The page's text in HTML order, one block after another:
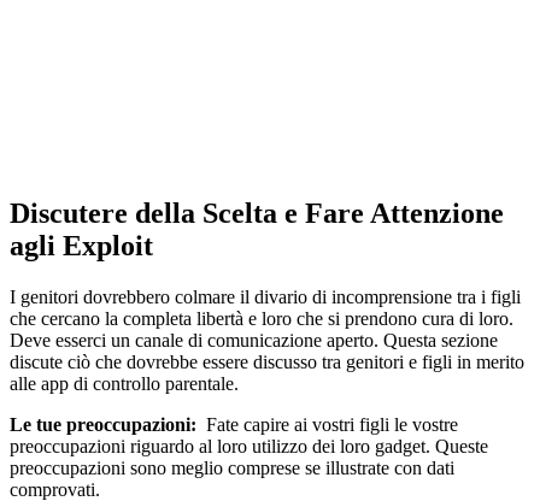
Discutere della Scelta e Fare Attenzione
agli Exploit
I genitori dovrebbero colmare il divario di incomprensione tra i figli
che cercano la completa libertà e loro che si prendono cura di loro.
Deve esserci un canale di comunicazione aperto. Questa sezione
discute ciò che dovrebbe essere discusso tra genitori e figli in merito
alle app di controllo parentale.
Le tue preoccupazioni: Fate capire ai vostri figli le vostre
preoccupazioni riguardo al loro utilizzo dei loro gadget. Queste
preoccupazioni sono meglio comprese se illustrate con dati
comprovati.